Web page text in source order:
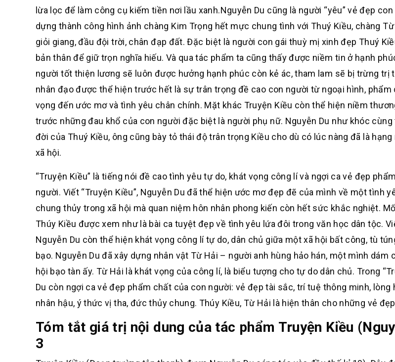
lừa lọc để làm công cụ kiếm tiền nơi lầu xanh.Nguyễn Du cũng là người “yêu” vẻ đẹp
dựng thành công hình ảnh chàng Kim Trọng hết mực chung tình với Thuý Kiều, chàng
giỏi giang, đầu đội trời, chân đạp đất. Đặc biệt là người con gái thuỳ mị xinh đẹp Thuý
bản thân để giữ trọn nghĩa hiếu. Và qua tác phẩm ta cũng thấy được niềm tin ở hạnh
người tốt thiện lương sẽ luôn được hưởng hạnh phúc còn kẻ ác, tham lam sẽ bị trừng trị
nhân đạo được thể hiện trước hết là sự trân trọng đề cao con người từ ngoại hình, phẩm
vọng đến ước mơ và tình yêu chân chính. Mặt khác Truyện Kiều còn thể hiện niềm
trước những đau khổ của con người đặc biệt là người phụ nữ. Nguyễn Du như khóc
đời của Thuý Kiều, ông cũng bày tỏ thái độ trân trọng Kiều cho dù có lúc nàng đã là
xã hội.
“Truyện Kiều” là tiếng nói đề cao tình yêu tự do, khát vọng công lí và ngợi ca vẻ đẹp
người. Viết “Truyện Kiều”, Nguyễn Du đã thể hiện ước mơ đẹp đẽ của mình về một tình
chung thủy trong xã hội mà quan niệm hôn nhân phong kiến còn hết sức khắc nghiệt.
Thúy Kiều được xem như là bài ca tuyệt đẹp về tình yêu lứa đôi trong văn học dân tộc.
Nguyễn Du còn thể hiện khát vọng công lí tự do, dân chủ giữa một xã hội bất công, tù
bạo. Nguyễn Du đã xây dựng nhân vật Từ Hải – người anh hùng hảo hán, một mình dám
hội bạo tàn ấy. Từ Hải là khát vọng của công lí, là biểu tượng cho tự do dân chủ. Trong
Du còn ngợi ca vẻ đẹp phẩm chất của con người: vẻ đẹp tài sắc, trí tuệ thông minh, lòng
nhân hậu, ý thức vị tha, đức thủy chung. Thúy Kiều, Từ Hải là hiện thân cho những vẻ
Tóm tắt giá trị nội dung của tác phẩm Truyện Kiều
3